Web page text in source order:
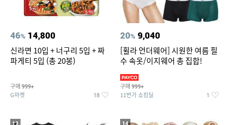
46% 14,800
신라면 10입 + 너구리 5입 + 짜
파게티 5입 (총 20봉)
구매 999+
G마켓 18
20% 9,040
[휠라 언더웨어] 시원한 여름 필
수 속옷/이지웨어 총 집합!
구매 999+
11번가 쇼킹딜 1
13 14